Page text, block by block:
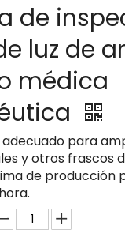
de
luz de
médica
adecuado para
y otros frascos
de producción